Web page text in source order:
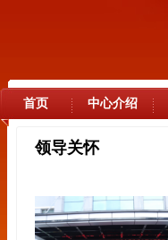
首页 中心介绍
领导关怀